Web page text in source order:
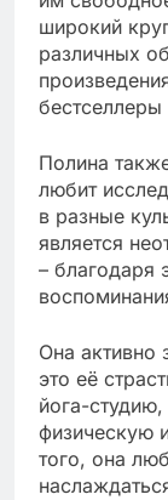
широкий
различных
Полина
любит
в разные
является
– благодаря
Она активно
это её
йога-
физическую
того, она